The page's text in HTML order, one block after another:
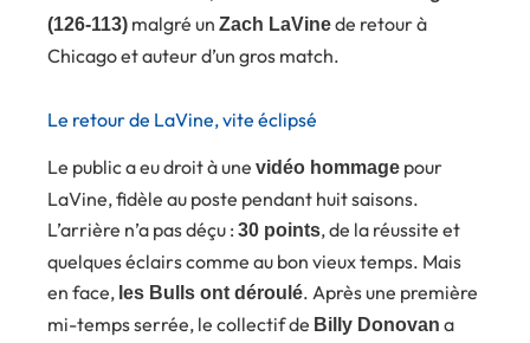
(126-113) malgré un Zach LaVinede retour à
Chicago et auteur d’un gros match.
Le retour de LaVine, vite éclipsé
Le public a eu droit à une vidéo hommage pour
LaVine, fidèle au poste pendant huit saisons.
L’arrière n’a pas déçu : 30 points, de la réussite et
quelques éclairs comme au bon vieux temps. Mais
en face, les Bulls ont déroulé. Après une première
mi-temps serrée, le collectif de Billy Donovan a